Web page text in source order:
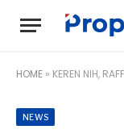
HOME » KEREN NIH, RAFFI
NEWS